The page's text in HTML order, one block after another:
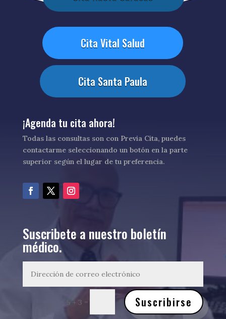
Cita Vital Salud
Cita Santa Paula
¡Agenda tu cita ahora!
Todas las consultas son con Previa Cita, puedes
contactarme seleccionando un botón en la parte
superior según el lugar de tu preferencia.
Suscribete a nuestro boletín
médico.
5 + 3 = Suscribirse